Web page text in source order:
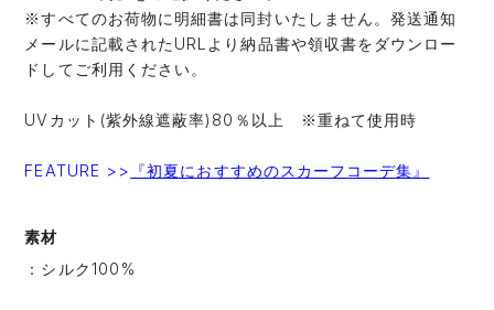
※すべてのお荷物に明細書は同封いたしません。発送通知
メールに記載されたURLより納品書や領収書をダウンロー
ドしてご利用ください。
UVカット(紫外線遮蔽率)80％以上 ※重ねて使用時
FEATURE >> 『初夏におすすめのスカーフコーデ集』
素材
：シルク100%